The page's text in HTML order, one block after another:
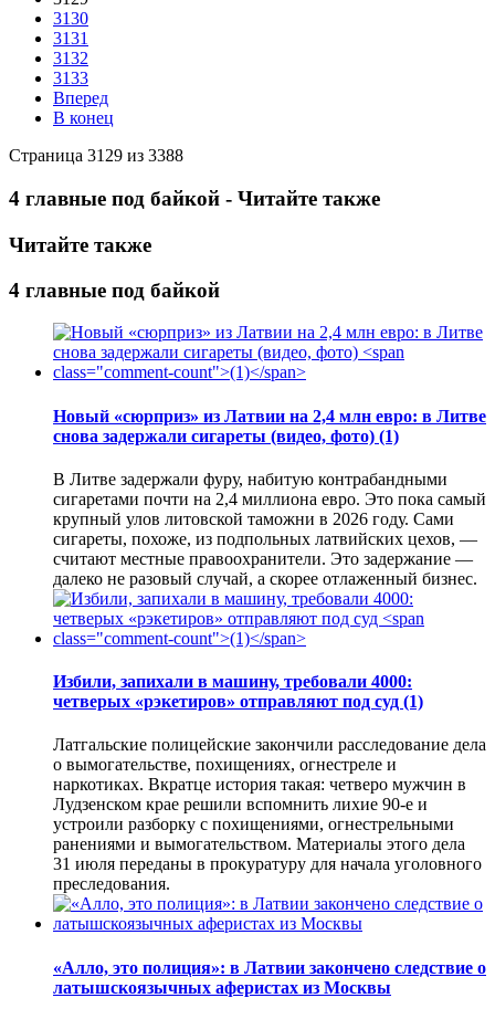
3130
3131
3132
3133
Вперед
В конец
Страница 3129 из 3388
4 главные под байкой - Читайте также
Читайте также
4 главные под байкой
Новый «сюрприз» из Латвии на 2,4 млн евро: в Литве
снова задержали сигареты (видео, фото) (1)
В Литве задержали фуру, набитую контрабандными
сигаретами почти на 2,4 миллиона евро. Это пока самый
крупный улов литовской таможни в 2026 году. Сами
сигареты, похоже, из подпольных латвийских цехов, —
считают местные правоохранители. Это задержание —
далеко не разовый случай, а скорее отлаженный бизнес.
Избили, запихали в машину, требовали 4000:
четверых «рэкетиров» отправляют под суд (1)
Латгальские полицейские закончили расследование дела
о вымогательстве, похищениях, огнестреле и
наркотиках. Вкратце история такая: четверо мужчин в
Лудзенском крае решили вспомнить лихие 90-е и
устроили разборку с похищениями, огнестрельными
ранениями и вымогательством. Материалы этого дела
31 июля переданы в прокуратуру для начала уголовного
преследования.
«Алло, это полиция»: в Латвии закончено следствие о
латышскоязычных аферистах из Москвы